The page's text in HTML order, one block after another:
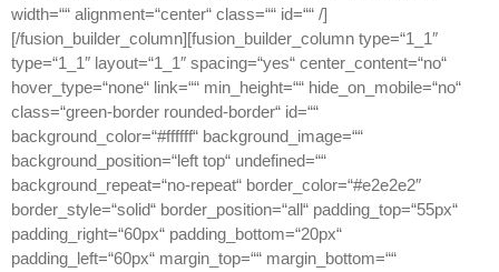
width=““ alignment=“center“ class=““ id=““ /]
[/fusion_builder_column][fusion_builder_column type=“1_1″
type=“1_1″ layout=“1_1″ spacing=“yes“ center_content=“no“
hover_type=“none“ link=““ min_height=““ hide_on_mobile=“no“
class=“green-border rounded-border“ id=““
background_color=“#ffffff“ background_image=““
background_position=“left top“ undefined=““
background_repeat=“no-repeat“ border_color=“#e2e2e2″
border_style=“solid“ border_position=“all“ padding_top=“55px“
padding_right=“60px“ padding_bottom=“20px“
padding_left=“60px“ margin_top=““ margin_bottom=““